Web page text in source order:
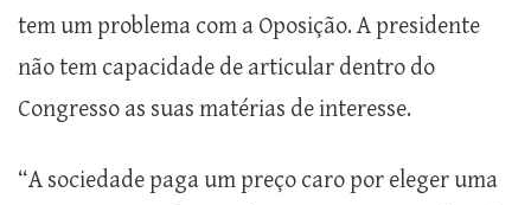
tem um problema com a Oposição. A presidente
não tem capacidade de articular dentro do
Congresso as suas matérias de interesse.
“A sociedade paga um preço caro por eleger uma